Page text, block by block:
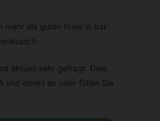
mehr als guten Preis in bar
aktuell sehr gefragt. Dies
und direkt an oder füllen Sie